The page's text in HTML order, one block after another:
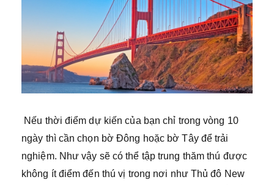
Nếu thời điểm dự kiến của bạn chỉ trong vòng 10
ngày thì cần chọn bờ Đông hoặc bờ Tây để trải
nghiệm. Như vậy sẽ có thể tập trung thăm thú được
không ít điểm đến thú vị trong nơi như Thủ đô New